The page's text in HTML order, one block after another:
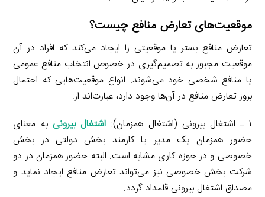
موقعیت‌های تعارض منافع چیست؟
تعارض منافع بستر یا موقعیتی را ایجاد می‌کند که افراد در آن
موقعیت مجبور به تصمیم‌گیری در خصوص انتخاب منافع عمومی
یا منافع شخصی خود می‌شوند. انواع موقعیت‌هایی که احتمال
بروز تعارض منافع در آن‌ها وجود دارد، عبارت‌اند از:
۱ ـ اشتغال بیرونی (اشتغال همزمان):
اشتغال بیرونی به معنای
حضور همزمان یک مدیر یا کارمند بخش دولتی در بخش
خصوصی و در حوزه کاری مشابه است. البته حضور همزمان در دو
شرکت بخش خصوصی نیز می‌تواند تعارض منافع ایجاد نماید و
مصداق اشتغال بیرونی قلمداد گردد.